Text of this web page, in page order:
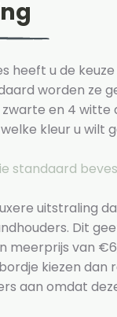
heeft u de
worden ze
en 4 witte
kleur u wilt
standaard
uitstraling
Dit
meerprijs van
kiezen dan
aan omdat